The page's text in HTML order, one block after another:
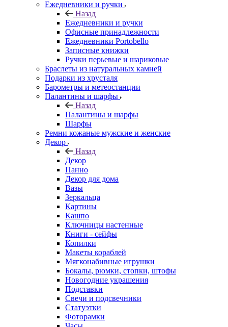
Ежедневники и ручки
Назад
Ежедневники и ручки
Офисные принадлежности
Ежедневники Portobello
Записные книжки
Ручки перьевые и шариковые
Браслеты из натуральных камней
Подарки из хрусталя
Барометры и метеостанции
Палантины и шарфы
Назад
Палантины и шарфы
Шарфы
Ремни кожаные мужские и женские
Декор
Назад
Декор
Панно
Декор для дома
Вазы
Зеркальца
Картины
Кашпо
Ключницы настенные
Книги - сейфы
Копилки
Макеты кораблей
Мягконабивные игрушки
Бокалы, рюмки, стопки, штофы
Новогодние украшения
Подставки
Свечи и подсвечники
Статуэтки
Фоторамки